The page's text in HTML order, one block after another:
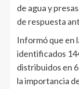
de agua y
de respuesta
Informó que en
identificados
distribuidos en
la importancia